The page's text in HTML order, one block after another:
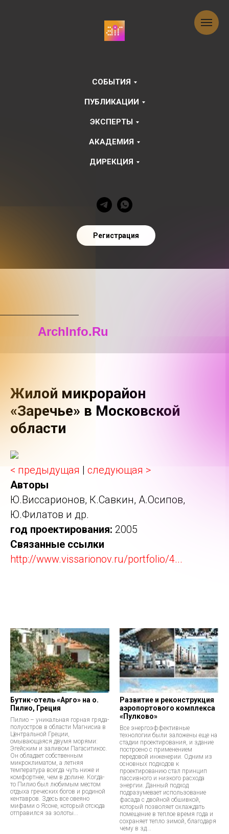
СОБЫТИЯ
ПУБЛИКАЦИИ
ЭКСПЕРТЫ
АКАДЕМИЯ
ДИРЕКЦИЯ
Регистрация
ArchInfo.Ru
Жилой микрорайон
«Заречье» в Московской
области
< предыдущая | следующая >
Авторы
Ю.Виссарионов, К.Савкин, А.Осипов,
Ю.Филатов и др.
год проектирования: 2005
Связанные ссылки
http://www.vissarionov.ru/portfolio/4...
Бутик-отель «Арго» на о.
Пилио, Греция
Пилио – уникальная горная гряда-
полуостров в области Магнисиа в
Центральной Греции,
омывающаяся двумя морями:
Эгейским и заливом Пагаситикос.
Он обладает собственным
микроклиматом, а летняя
температура всегда чуть ниже и
комфортнее, чем в долине. Когда-
то Пилио был любимым местом
отдыха греческих богов и родиной
кентавров. Здесь все овеяно
мифами о Ясоне, который отсюда
отправился за золоты...
Развитие и реконструкция
аэропортового комплекса
«Пулково»
Все энергоэффективные
технологии были заложены еще на
стадии проектирования, и здание
построено с применением
передовой инженерии. Одним из
основных подходов к
проектированию стал принцип
пассивного и низкого расхода
энергии. Данный подход
подразумевает использование
фасада с двойной обшивкой,
который позволяет охлаждать
помещение в теплое время года и
сохраняет тепло зимой, благодаря
чему в зд...